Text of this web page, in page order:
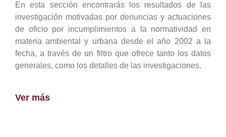
En esta sección encontrarás los resultados de las
investigación motivadas por denuncias y actuaciones
de oficio por incumplimientos a la normatividad en
materia ambiental y urbana desde el año 2002 a la
fecha, a través de un filtro que ofrece tanto los datos
generales, como los detalles de las investigaciones.
Ver más